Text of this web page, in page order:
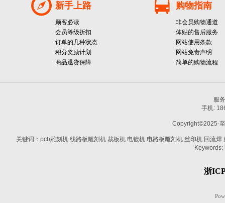
新手上路
顾客必读
会员等级折扣
订单的几种状态
积分奖励计划
商品退货保障
购物指南
非会员购物通道
体贴的售后服务
网站使用条款
网站免责声明
简单的购物流程
服
手机:
Copyright©2025-
关键词：pcb雕刻机 线路板雕刻机 裁板机 电镀机 电路板雕刻机 丝印机 回流
Keywords:
浙